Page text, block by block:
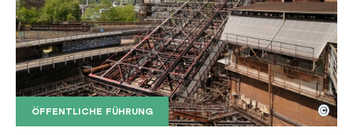
ÖFFENTLICHE FÜHRUNG
Der Erzschrägaufzug der Völklinger Hütte mit
Copyright: Weltkulturerbe Völklinger Hütte | Karl
©